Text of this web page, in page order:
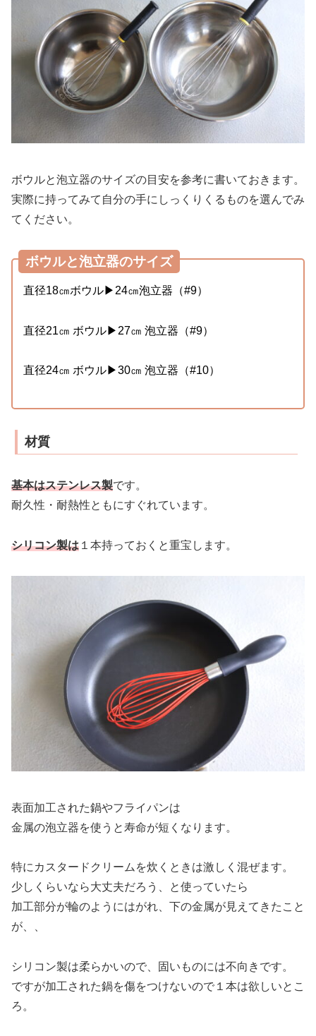
ボウルと泡立器のサイズの目安を参考に書いておきます。
実際に持ってみて自分の手にしっくりくるものを選んでみ
てください。
ボウルと泡立器のサイズ
直径18㎝ボウル▶24㎝泡立器（#9）
直径21㎝ ボウル▶27㎝ 泡立器（#9）
直径24㎝ ボウル▶30㎝ 泡立器（#10）
材質
基本はステンレス製です。
耐久性・耐熱性ともにすぐれています。
シリコン製は １本持っておくと重宝します。
表面加工された鍋やフライパンは
金属の泡立器を使うと寿命が短くなります。
特にカスタードクリームを炊くときは激しく混ぜます。
少しくらいなら大丈夫だろう、と使っていたら
加工部分が輪のようにはがれ、下の金属が見えてきたこと
が、、
シリコン製は柔らかいので、固いものには不向きです。
ですが加工された鍋を傷をつけないので１本は欲しいとこ
ろ。